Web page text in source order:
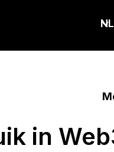
NL
in